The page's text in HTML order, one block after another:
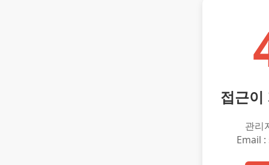
접근이
관리
Email